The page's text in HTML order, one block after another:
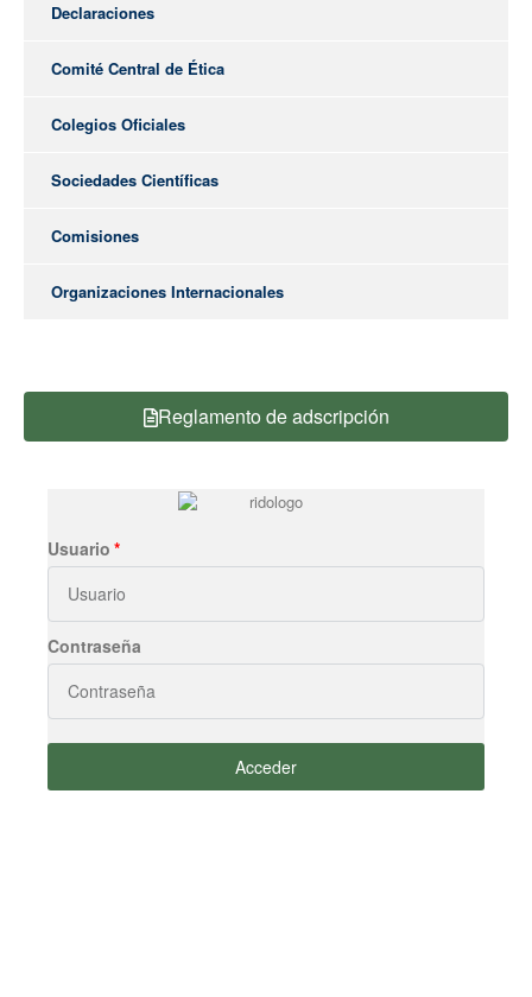
Declaraciones
Comité Central de Ética
Colegios Oficiales
Sociedades Científicas
Comisiones
Organizaciones Internacionales
Reglamento de adscripción
Usuario
Contraseña
Acceder